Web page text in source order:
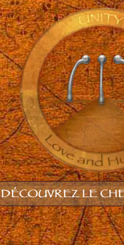
DÉCOUVREZ LE